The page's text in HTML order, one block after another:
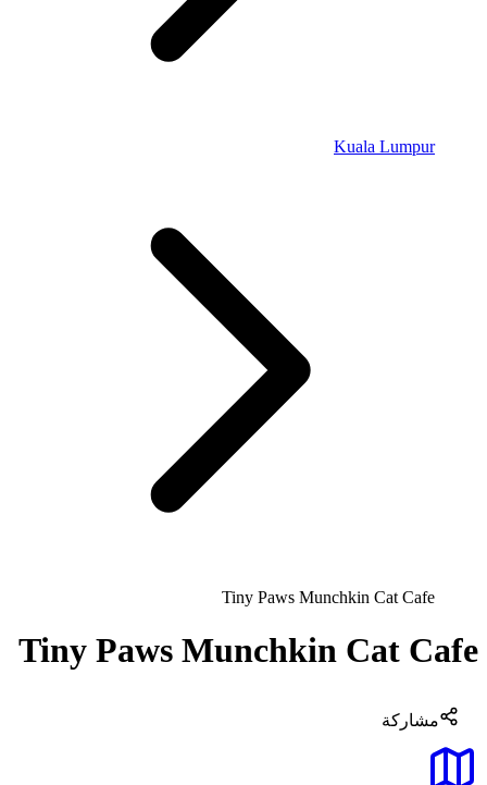
Kuala Lumpur
Tiny Paws Munchkin Cat Cafe
Tiny Paws Munchkin Cat Cafe
مشاركة